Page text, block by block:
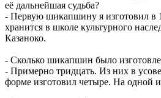
её дальнейшая судьба?
- Первую шикапшину я изготовил в
хранится в школе культурного
Казаноко.
- Сколько шикапшин было
- Примерно тридцать. Из них в
форме изготовил четыре. На одной